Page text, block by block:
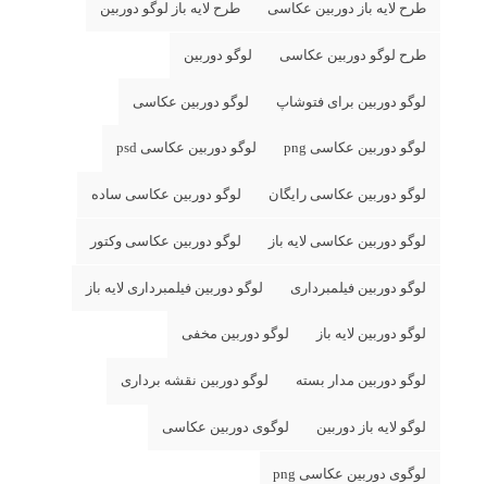
طرح لایه باز دوربین عکاسی طرح لایه باز لوگو دوربین
طرح لوگو دوربین عکاسی لوگو دوربین
لوگو دوربین برای فتوشاپ لوگو دوربین عکاسی
لوگو دوربین عکاسی png لوگو دوربین عکاسی psd
لوگو دوربین عکاسی رایگان لوگو دوربین عکاسی ساده
لوگو دوربین عکاسی لایه باز لوگو دوربین عکاسی وکتور
لوگو دوربین فیلمبرداری لوگو دوربین فیلمبرداری لایه باز
لوگو دوربین لایه باز لوگو دوربین مخفی
لوگو دوربین مدار بسته لوگو دوربین نقشه برداری
لوگو لایه باز دوربین لوگوی دوربین عکاسی
لوگوی دوربین عکاسی png